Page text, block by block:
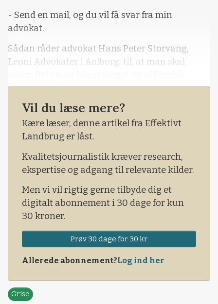
- Send en mail, og du vil få svar fra min
advokat.
Sådan råder advokat Hans Peter Storvang,
Leoni Advokater i Aalborg, til, at man skal
Crown, som beder om, at man i telefonen
redegør for sine leveringer eller sin
virksomhedskonstruktion.
Vil du læse mere?
Kære læser, denne artikel fra Effektivt
Landbrug er låst.
Kvalitetsjournalistik kræver research,
ekspertise og adgang til relevante kilder.
Men vi vil rigtig gerne tilbyde dig et
digitalt abonnement i 30 dage for kun
30 kroner.
Prøv 30 dage for 30 kr
Allerede abonnement?Log ind her
Grise